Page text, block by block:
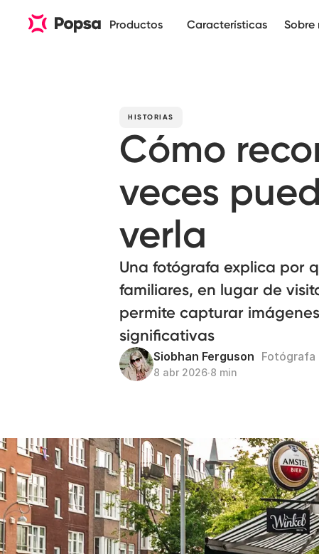
Productos Características Sobre
HISTORIAS
Cómo
veces
verla
Una fotógrafa explica por
familiares, en lugar de
permite capturar
significativas
Siobhan Ferguson Fotógrafa
8 abr 2026∙8 min